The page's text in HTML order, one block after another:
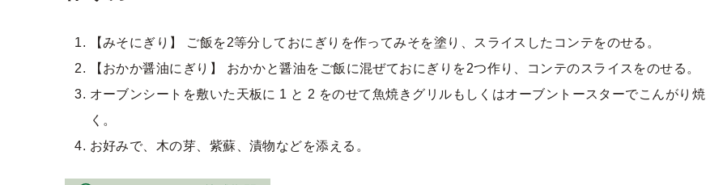
【みそにぎり】 ご飯を2等分しておにぎりを作ってみそを塗り、スライスしたコンテをのせる。
【おかか醤油にぎり】 おかかと醤油をご飯に混ぜておにぎりを2つ作り、コンテのスライスをのせる。
オーブンシートを敷いた天板に 1 と 2 をのせて魚焼きグリルもしくはオーブントースターでこんがり焼
く。
お好みで、木の芽、紫蘇、漬物などを添える。